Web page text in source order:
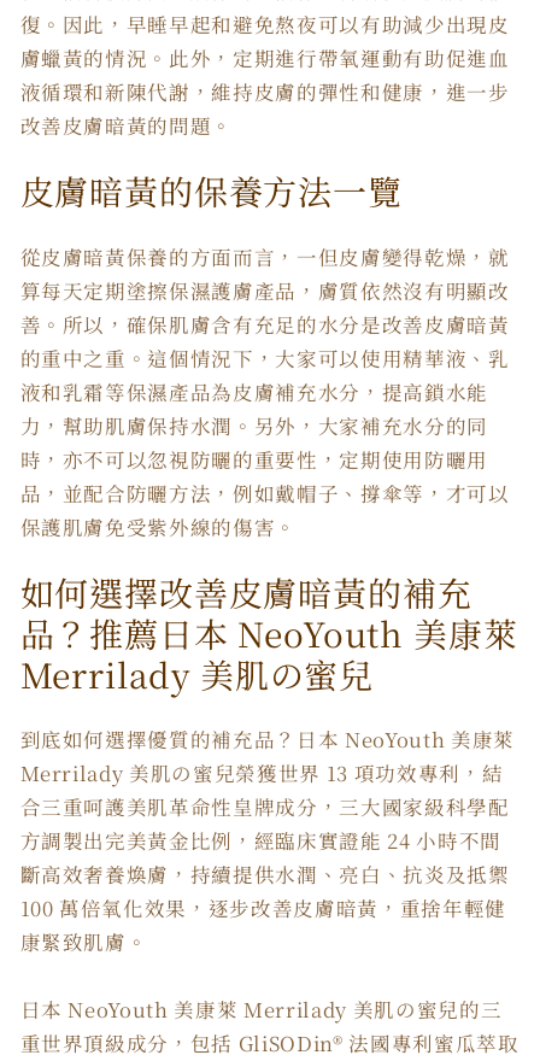
復。因此，早睡早起和避免熬夜可以有助減少出現皮
膚蠟黃的情況。此外，定期進行帶氧運動有助促進血
液循環和新陳代謝，維持皮膚的彈性和健康，進一步
改善皮膚暗黃的問題。
皮膚暗黃的保養方法一覽
從皮膚暗黃保養的方面而言，一但皮膚變得乾燥，就
算每天定期塗擦保濕護膚產品，膚質依然沒有明顯改
善。所以，確保肌膚含有充足的水分是改善皮膚暗黃
的重中之重。這個情況下，大家可以使用精華液、乳
液和乳霜等保濕產品為皮膚補充水分，提高鎖水能
力，幫助肌膚保持水潤。另外，大家補充水分的同
時，亦不可以忽視防曬的重要性，定期使用防曬用
品，並配合防曬方法，例如戴帽子、撐傘等，才可以
保護肌膚免受紫外線的傷害。
如何選擇改善皮膚暗黃的補充
品？推薦日本 NeoYouth 美康萊
Merrilady 美肌の蜜兒
到底如何選擇優質的補充品？日本 NeoYouth 美康萊
Merrilady 美肌の蜜兒榮獲世界 13 項功效專利，結
合三重呵護美肌革命性皇牌成分，三大國家級科學配
方調製出完美黃金比例，經臨床實證能 24 小時不間
斷高效奢養煥膚，持續提供水潤、亮白、抗炎及抵禦
100 萬倍氧化效果，逐步改善皮膚暗黃，重捨年輕健
康緊致肌膚。
日本 NeoYouth 美康萊 Merrilady 美肌の蜜兒的三
重世界頂級成分，包括 GliSODin® 法國專利蜜瓜萃取